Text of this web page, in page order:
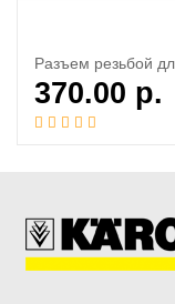
Разъем резьбой
370.00 р.